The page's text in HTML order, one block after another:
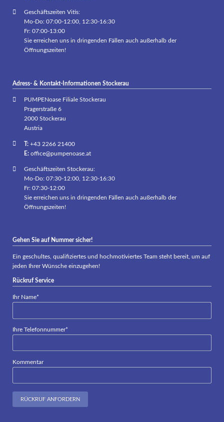
Geschäftszeiten Vitis:
Mo-Do: 07:00-12:00, 12:30-16:30
Fr: 07:00-13:00
Sie erreichen uns in dringenden Fällen auch außerhalb der
Öffnungszeiten!
Adress- & Kontakt-Informationen Stockerau
PUMPENoase Filiale Stockerau
Pragerstraße 6
2000 Stockerau
Austria
T:+43 2266 21400
E: office@pumpenoase.at
Geschäftszeiten Stockerau:
Mo-Do: 07:30-12:00, 12:30-16:30
Fr: 07:30-12:00
Sie erreichen uns in dringenden Fällen auch außerhalb der
Öffnungszeiten!
Gehen Sie auf Nummer sicher!
Ein geschultes, qualifiziertes und hochmotiviertes Team steht bereit, um auf
jeden Ihrer Wünsche einzugehen!
Rückruf Service
Pflichtfeld
Ihr Name*
Pflichtfeld
Ihre Telefonnummer*
Kommentar
RÜCKRUF ANFORDERN